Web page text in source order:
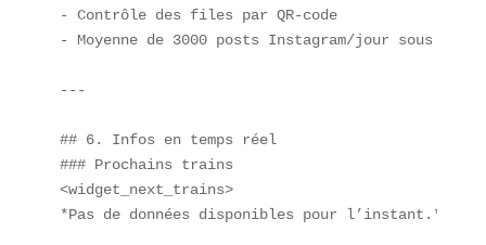
- Contrôle des files par QR-code
- Moyenne de 3000 posts Instagram/jour sous
---
## 6. Infos en temps réel
### Prochains trains
<widget_next_trains>
*Pas de données disponibles pour l’instant.*